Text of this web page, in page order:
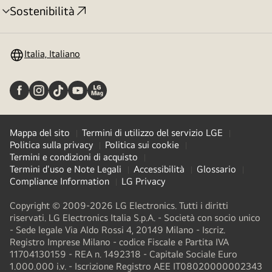
Sostenibilità
Attivazione
Italia, Italiano
Mappa del sito
Termini di utilizzo del servizio LGE
Politica sulla privacy
Politica sui cookie
Termini e condizioni di acquisto
Termini d'uso e Note Legali
Accessibilità
Glossario
Compliance Information
LG Privacy
Copyright © 2009-2026 LG Electronics. Tutti i diritti
riservati. LG Electronics Italia S.p.A. - Società con socio unico
- Sede legale Via Aldo Rossi 4, 20149 Milano - Iscriz.
Registro Imprese Milano - codice Fiscale e Partita IVA
11704130159 - REA n. 1492318 - Capitale Sociale Euro
1.000.000 i.v. - Iscrizione Registro AEE IT08020000002343​